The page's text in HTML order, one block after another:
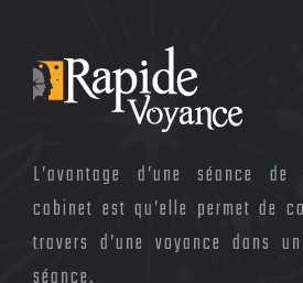
L’avantage d’une séance
cabinet est qu’elle permet de
travers d’une voyance dans